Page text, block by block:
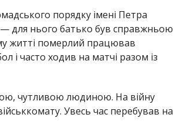
порядку імені Петра
для нього батько був справжньою
житті померлий працював
і часто ходив на матчі разом із
чутливою людиною. На війну
Увесь час перебував на